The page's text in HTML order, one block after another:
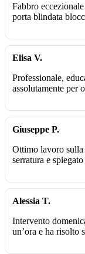
Fabbro
porta blindata
Elisa V.
Professionale,
assolutamente per
Giuseppe P.
Ottimo lavoro sulla
serratura e
Alessia T.
Intervento
un’ora e ha risolto